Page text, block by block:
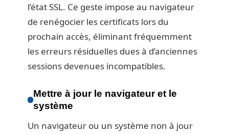
l’état SSL. Ce geste impose au navigateur
de renégocier les certificats lors du
prochain accès, éliminant fréquemment
les erreurs résiduelles dues à d’anciennes
sessions devenues incompatibles.
Mettre à jour le navigateur et le
système
Un navigateur ou un système non à jour